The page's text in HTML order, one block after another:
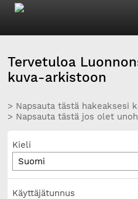
Tervetuloa
kuva-arkistoon
> Napsauta tästä hakeaksesi
> Napsauta tästä jos olet
Kieli
Käyttäjätunnus